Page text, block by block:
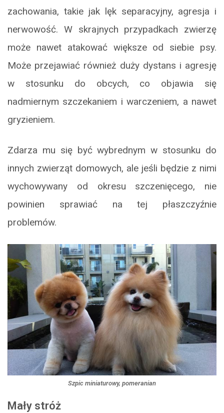
zachowania, takie jak lęk separacyjny, agresja i
nerwowość. W skrajnych przypadkach zwierzę
może nawet atakować większe od siebie psy.
Może przejawiać również duży dystans i agresję
w stosunku do obcych, co objawia się
nadmiernym szczekaniem i warczeniem, a nawet
gryzieniem.
Zdarza mu się być wybrednym w stosunku do
innych zwierząt domowych, ale jeśli będzie z nimi
wychowywany od okresu szczenięcego, nie
powinien sprawiać na tej płaszczyźnie
problemów.
Szpic miniaturowy, pomeranian
Mały stróż